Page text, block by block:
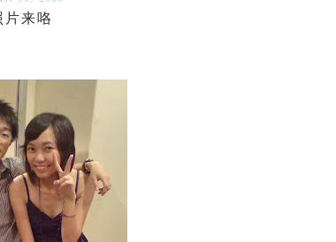
片来咯